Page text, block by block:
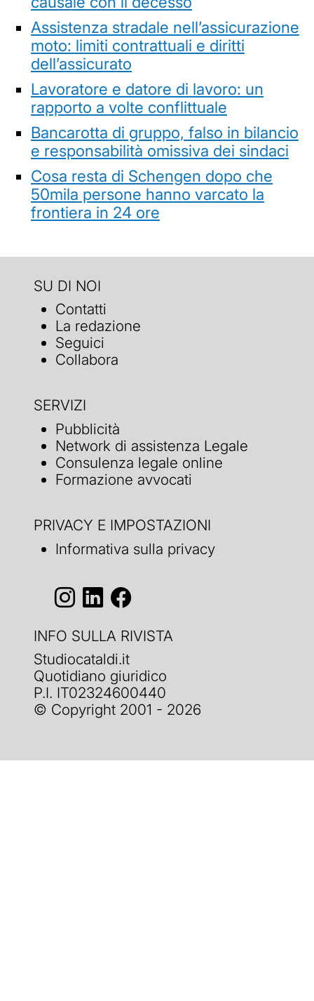
Assistenza stradale nell’assicurazione
moto: limiti contrattuali e diritti
dell’assicurato
Lavoratore e datore di lavoro: un
rapporto a volte conflittuale
Bancarotta di gruppo, falso in bilancio
e responsabilità omissiva dei sindaci
Cosa resta di Schengen dopo che
50mila persone hanno varcato la
frontiera in 24 ore
SU DI NOI
Contatti
La redazione
Seguici
Collabora
SERVIZI
Pubblicità
Network di assistenza Legale
Consulenza legale online
Formazione avvocati
PRIVACY E IMPOSTAZIONI
Informativa sulla privacy
INFO SULLA RIVISTA
Studiocataldi.it
Quotidiano giuridico
P.I. IT02324600440
© Copyright 2001 - 2026